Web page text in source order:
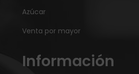
Azúcar
Venta por mayor
Información